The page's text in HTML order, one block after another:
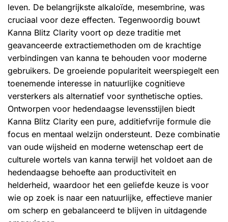
leven. De belangrijkste alkaloïde, mesembrine, was
cruciaal voor deze effecten. Tegenwoordig bouwt
Kanna Blitz Clarity voort op deze traditie met
geavanceerde extractiemethoden om de krachtige
verbindingen van kanna te behouden voor moderne
gebruikers. De groeiende populariteit weerspiegelt een
toenemende interesse in natuurlijke cognitieve
versterkers als alternatief voor synthetische opties.
Ontworpen voor hedendaagse levensstijlen biedt
Kanna Blitz Clarity een pure, additiefvrije formule die
focus en mentaal welzijn ondersteunt. Deze combinatie
van oude wijsheid en moderne wetenschap eert de
culturele wortels van kanna terwijl het voldoet aan de
hedendaagse behoefte aan productiviteit en
helderheid, waardoor het een geliefde keuze is voor
wie op zoek is naar een natuurlijke, effectieve manier
om scherp en gebalanceerd te blijven in uitdagende